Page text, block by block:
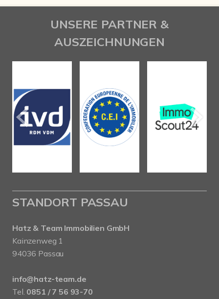
UNSERE PARTNER &
AUSZEICHNUNGEN
STANDORT PASSAU
Hatz & Team Immobilien GmbH
Kainzenweg 1
94036 Passau
info@hatz-team.de
Tel. 0851 / 7 56 93-70